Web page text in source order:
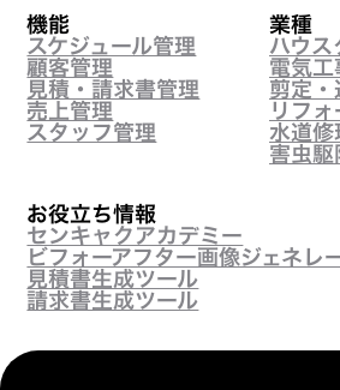
機能
スケジュール管理
顧客管理
見積・請求書管理
売上管理
スタッフ管理
業種
ハウ
電気工
剪定
リフォ
水道修
害虫駆
お役立ち情報
センキャクアカデミー
ビフォーアフター画像ジェネレ
見積書生成ツール
請求書生成ツール